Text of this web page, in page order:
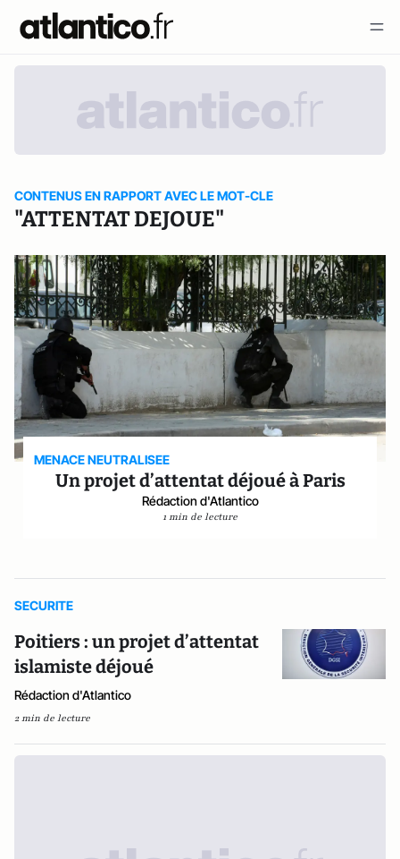
CONTENUS EN RAPPORT AVEC LE MOT-CLE
"ATTENTAT DEJOUE"
MENACE NEUTRALISEE
Un projet d’attentat déjoué à Paris
Rédaction d'Atlantico
1 min de lecture
SECURITE
Poitiers : un projet d’attentat
islamiste déjoué
Rédaction d'Atlantico
2 min de lecture